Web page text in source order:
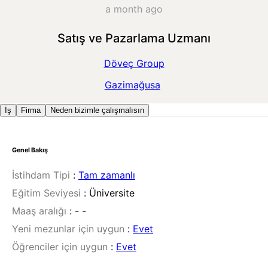
a month ago
Satış ve Pazarlama Uzmanı
Döveç Group
Gazimağusa
İş Firma Neden bizimle çalışmalısın
Genel Bakış
İstihdam Tipi : Tam zamanlı
Eğitim Seviyesi : Üniversite
Maaş aralığı : - -
Yeni mezunlar için uygun : Evet
Öğrenciler için uygun : Evet